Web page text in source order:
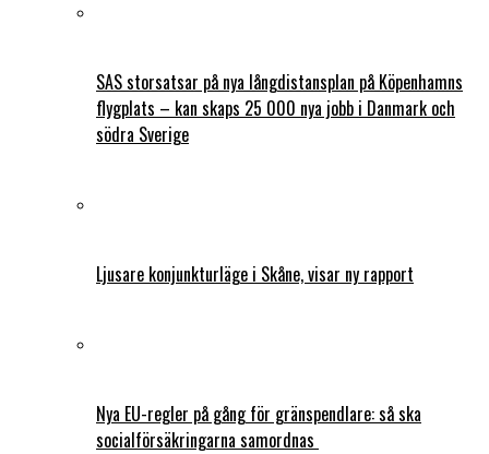
SAS storsatsar på nya långdistansplan på Köpenhamns
flygplats – kan skaps 25 000 nya jobb i Danmark och
södra Sverige
Ljusare konjunkturläge i Skåne, visar ny rapport
Nya EU-regler på gång för gränspendlare: så ska
socialförsäkringarna samordnas